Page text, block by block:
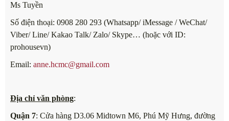
Ms Tuyền
Số điện thoại: 0908 280 293 (Whatsapp/ iMessage / WeChat/
Viber/ Line/ Kakao Talk/ Zalo/ Skype… (hoặc với ID:
prohousevn)
Email: anne.hcmc@gmail.com
Địa chỉ văn phòng:
Quận 7: Cửa hàng D3.06 Midtown M6, Phú Mỹ Hưng, đường